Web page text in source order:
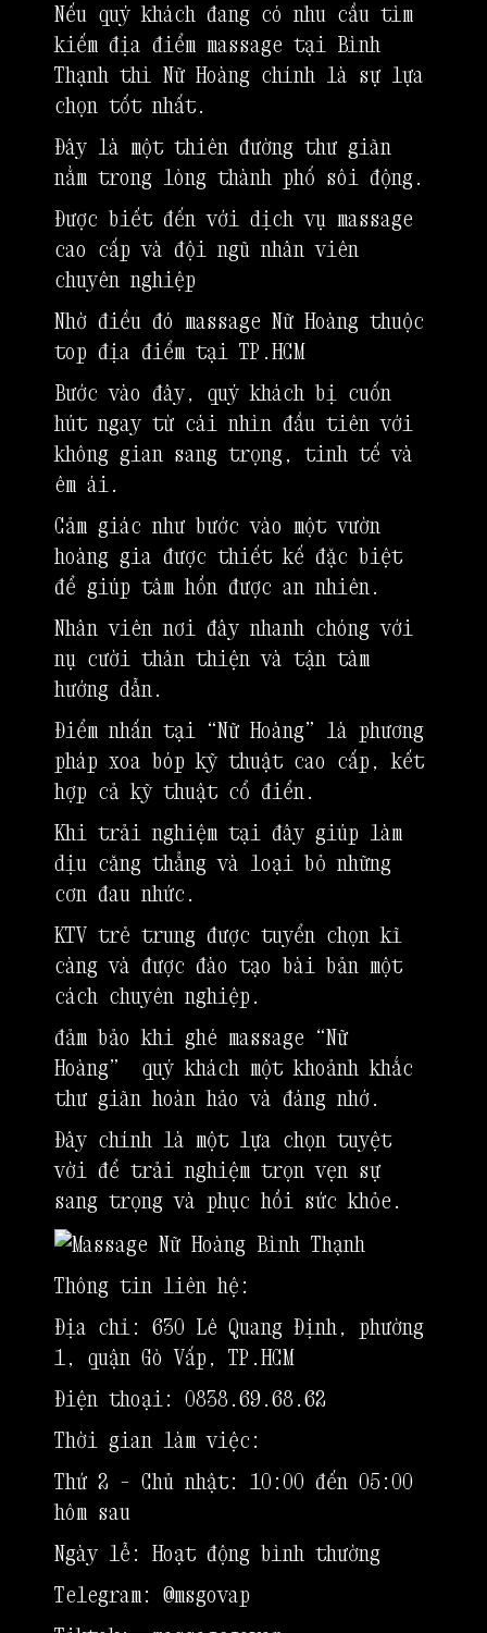
Nếu quý khách đang có nhu cầu tìm
kiếm địa điểm massage tại Bình
Thạnh thì Nữ Hoàng chính là sự lựa
chọn tốt nhất.
Đây là một thiên đường thư giãn
nằm trong lòng thành phố sôi động.
Được biết đến với dịch vụ massage
cao cấp và đội ngũ nhân viên
chuyên nghiệp
Nhờ điều đó massage Nữ Hoàng thuộc
top địa điểm tại TP.HCM
Bước vào đây, quý khách bị cuốn
hút ngay từ cái nhìn đầu tiên với
không gian sang trọng, tinh tế và
êm ái.
Cảm giác như bước vào một vườn
hoàng gia được thiết kế đặc biệt
để giúp tâm hồn được an nhiên.
Nhân viên nơi đây nhanh chóng với
nụ cười thân thiện và tận tâm
hướng dẫn.
Điểm nhấn tại “Nữ Hoàng” là phương
pháp xoa bóp kỹ thuật cao cấp, kết
hợp cả kỹ thuật cổ điển.
Khi trải nghiệm tại đây giúp làm
dịu căng thẳng và loại bỏ những
cơn đau nhức.
KTV trẻ trung được tuyển chọn kĩ
càng và được đào tạo bài bản một
cách chuyên nghiệp.
đảm bảo khi ghé massage “Nữ
Hoàng” quý khách một khoảnh khắc
thư giãn hoàn hảo và đáng nhớ.
Đây chính là một lựa chọn tuyệt
vời để trải nghiệm trọn vẹn sự
sang trọng và phục hồi sức khỏe.
Thông tin liên hệ:
Địa chỉ: 630 Lê Quang Định, phường
1, quận Gò Vấp, TP.HCM
Điện thoại: 0838.69.68.62
Thời gian làm việc:
Thứ 2 – Chủ nhật: 10:00 đến 05:00
hôm sau
Ngày lễ: Hoạt động bình thường
Telegram:@msgovap